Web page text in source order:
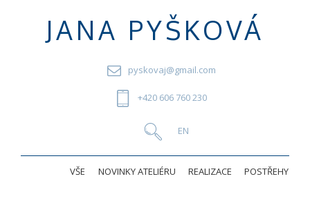
JANA PYŠKOVÁ
pyskovaj@gmail.com
+420 606 760 230
VŠE NOVINKY ATELIÉRU REALIZACE POSTŘEHY